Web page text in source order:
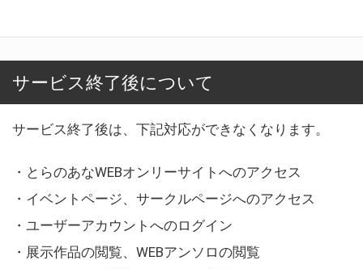
サービス終了後について
サービス終了後は、下記対応ができなくなります。
・とらのあなWEBオンリーサイトへのアクセス
・イベントページ、サークルページへのアクセス
・ユーザーアカウントへのログイン
・展示作品の閲覧、WEBアンソロの閲覧